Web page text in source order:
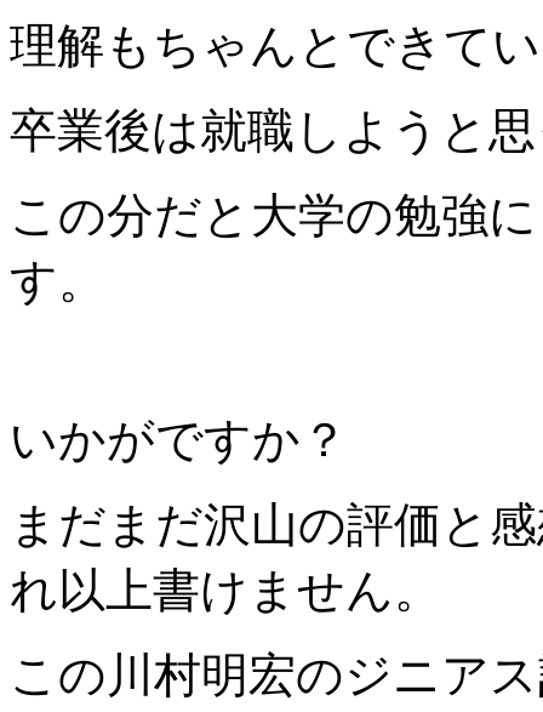
理解もちゃんとできて
卒業後は就職しようと
この分だと 大学の勉強
す。
いかがですか？
まだまだ沢山の評価と
れ以上書けません。
この川村明宏のジニア